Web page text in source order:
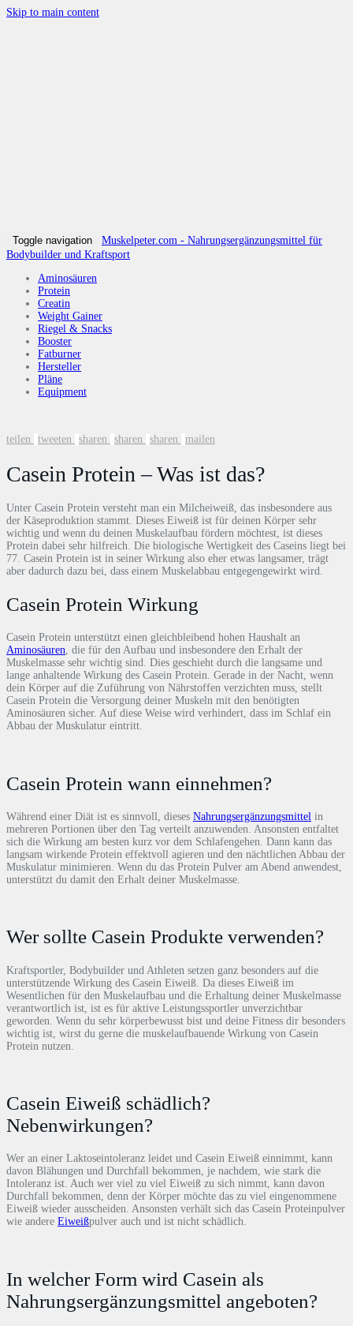
Skip to main content
Toggle navigation
Muskelpeter.com - Nahrungsergänzungsmittel für
Bodybuilder und Kraftsport
Aminosäuren
Protein
Creatin
Weight Gainer
Riegel & Snacks
Booster
Fatburner
Hersteller
Pläne
Equipment
teilen tweeten sharen sharen sharen mailen
Casein Protein – Was ist das?
Unter Casein Protein versteht man ein Milcheiweiß, das insbesondere aus
der Käseproduktion stammt. Dieses Eiweiß ist für deinen Körper sehr
wichtig und wenn du deinen Muskelaufbau fördern möchtest, ist dieses
Protein dabei sehr hilfreich. Die biologische Wertigkeit des Caseins liegt bei
77. Casein Protein ist in seiner Wirkung also eher etwas langsamer, trägt
aber dadurch dazu bei, dass einem Muskelabbau entgegengewirkt wird.
Casein Protein Wirkung
Casein Protein unterstützt einen gleichbleibend hohen Haushalt an
Aminosäuren, die für den Aufbau und insbesondere den Erhalt der
Muskelmasse sehr wichtig sind. Dies geschieht durch die langsame und
lange anhaltende Wirkung des Casein Protein. Gerade in der Nacht, wenn
dein Körper auf die Zuführung von Nährstoffen verzichten muss, stellt
Casein Protein die Versorgung deiner Muskeln mit den benötigten
Aminosäuren sicher. Auf diese Weise wird verhindert, dass im Schlaf ein
Abbau der Muskulatur eintritt.
Casein Protein wann einnehmen?
Während einer Diät ist es sinnvoll, dieses Nahrungsergänzungsmittel in
mehreren Portionen über den Tag verteilt anzuwenden. Ansonsten entfaltet
sich die Wirkung am besten kurz vor dem Schlafengehen. Dann kann das
langsam wirkende Protein effektvoll agieren und den nächtlichen Abbau der
Muskulatur minimieren. Wenn du das Protein Pulver am Abend anwendest,
unterstützt du damit den Erhalt deiner Muskelmasse.
Wer sollte Casein Produkte verwenden?
Kraftsportler, Bodybuilder und Athleten setzen ganz besonders auf die
unterstützende Wirkung des Casein Eiweiß. Da dieses Eiweiß im
Wesentlichen für den Muskelaufbau und die Erhaltung deiner Muskelmasse
verantwortlich ist, ist es für aktive Leistungssportler unverzichtbar
geworden. Wenn du sehr körperbewusst bist und deine Fitness dir besonders
wichtig ist, wirst du gerne die muskelaufbauende Wirkung von Casein
Protein nutzen.
Casein Eiweiß schädlich?
Nebenwirkungen?
Wer an einer Laktoseintoleranz leidet und Casein Eiweiß einnimmt, kann
davon Blähungen und Durchfall bekommen, je nachdem, wie stark die
Intoleranz ist. Auch wer viel zu viel Eiweiß zu sich nimmt, kann davon
Durchfall bekommen, denn der Körper möchte das zu viel eingenommene
Eiweiß wieder ausscheiden. Ansonsten verhält sich das Casein Proteinpulver
wie andere Eiweißpulver auch und ist nicht schädlich.
In welcher Form wird Casein als
Nahrungsergänzungsmittel angeboten?